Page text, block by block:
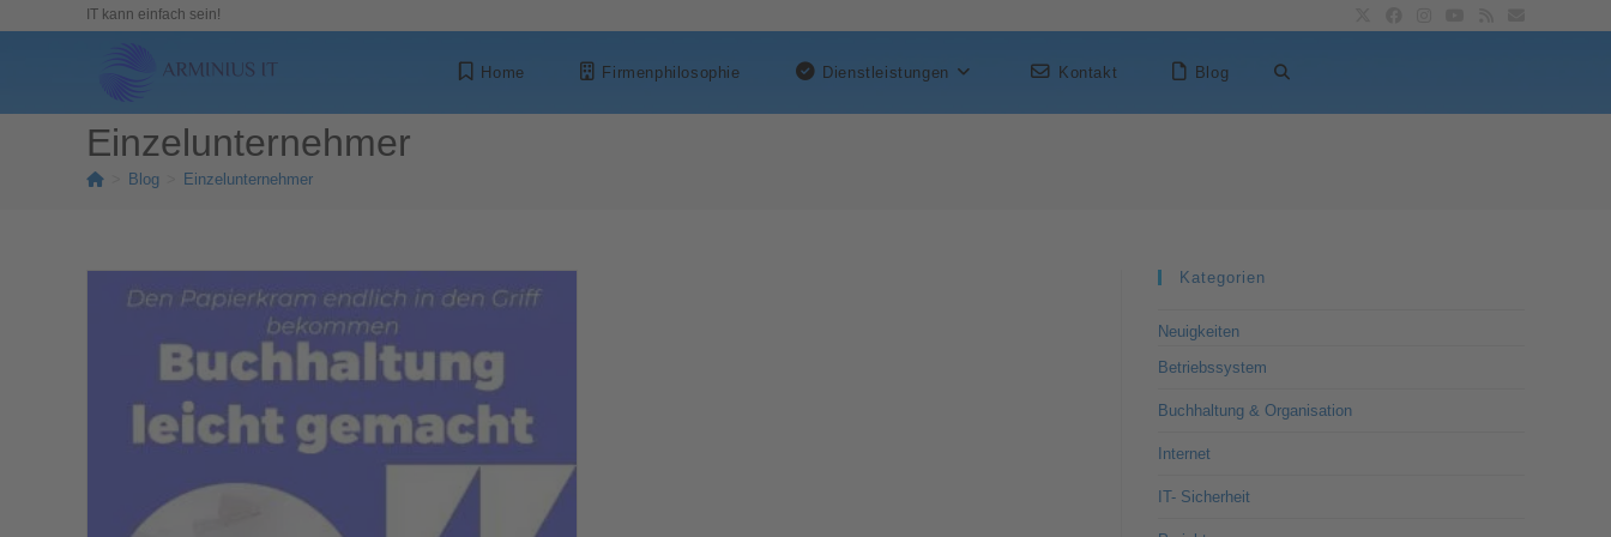
IT kann einfach sein!
Home Firmenphilosophie Dienstleistungen Kontakt Blog
Einzelunternehmer
Blog Einzelunternehmer
Kategorien
Neuigkeiten
Betriebssystem
Buchhaltung & Organisation
Internet
IT- Sicherheit